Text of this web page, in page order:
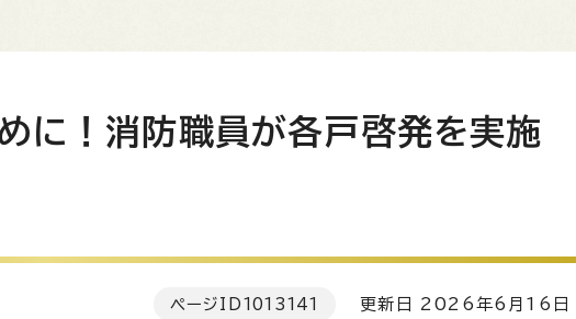
に！消防職員が各戸啓発を実施
ページID 1013141 更新日 2026年6月16日